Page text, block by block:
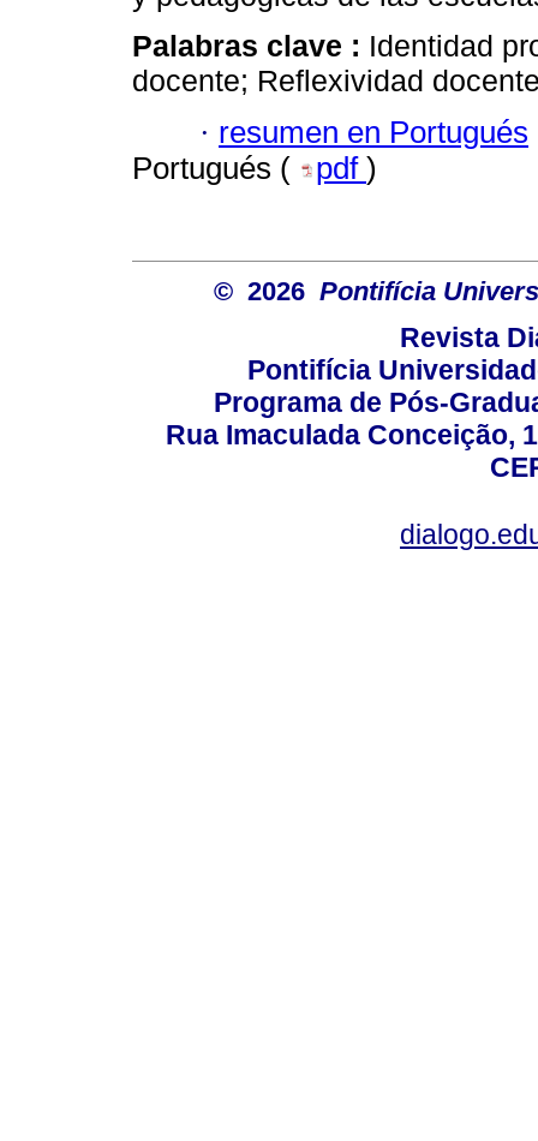
Palabras clave : Identidad
docente; Reflexividad
· resumen en Portugués
Portugués (
pdf )
© 2026 Pontifícia
Revista
Pontifícia
Programa de Pós-
Rua Imaculada Conceição,